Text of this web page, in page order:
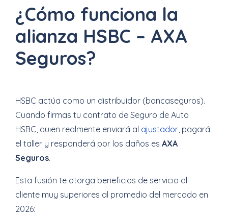
¿Cómo funciona la
alianza HSBC – AXA
Seguros?
HSBC actúa como un distribuidor (bancaseguros).
Cuando firmas tu contrato de Seguro de Auto
HSBC, quien realmente enviará al ajustador, pagará
el taller y responderá por los daños es AXA
Seguros.
Esta fusión te otorga beneficios de servicio al
cliente muy superiores al promedio del mercado en
2026: